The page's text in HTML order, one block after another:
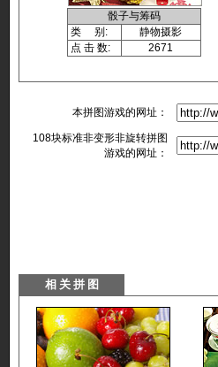
骰子与筹码
类 别:
静物摄影
点 击 数:
2671
本拼图游戏的网址：
108块标准非变形非旋转拼图
游戏的网址：